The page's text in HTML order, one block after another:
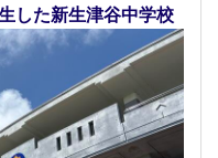
した新生津谷中学校